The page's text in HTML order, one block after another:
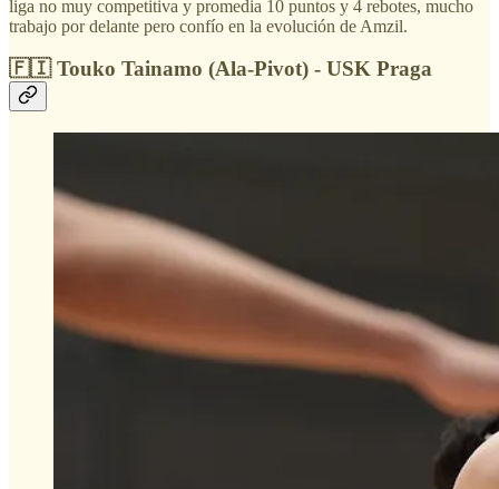
liga no muy competitiva y promedia 10 puntos y 4 rebotes, mucho
trabajo por delante pero confío en la evolución de Amzil.
🇫🇮 Touko Tainamo (Ala-Pivot) - USK Praga